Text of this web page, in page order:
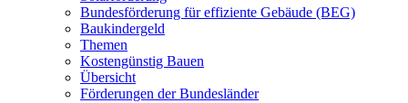
Bundesförderung für effiziente Gebäude (BEG)
Baukindergeld
Themen
Kostengünstig Bauen
Übersicht
Förderungen der Bundesländer